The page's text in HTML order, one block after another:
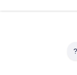
ارسل